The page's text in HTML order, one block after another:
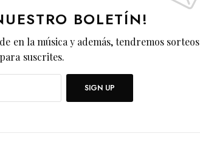
BOLETÍN!
en la música y además, tendremos sorteos
suscrites.
SIGN UP